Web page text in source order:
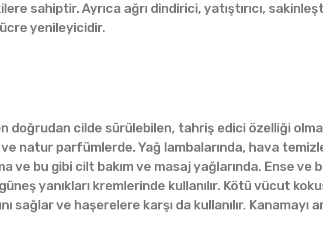
sahiptir. Ayrıca ağrı dindirici, yatıştırıcı,
yenileyicidir.
cilde sürülebilen, tahriş edici özelliği
natur parfümlerde. Yağ lambalarında, hava
ve bu gibi cilt bakım ve masaj yağlarında. Ense ve
yanıkları kremlerinde kullanılır. Kötü vücut
sağlar ve haşerelere karşı da kullanılır. Kanamayı